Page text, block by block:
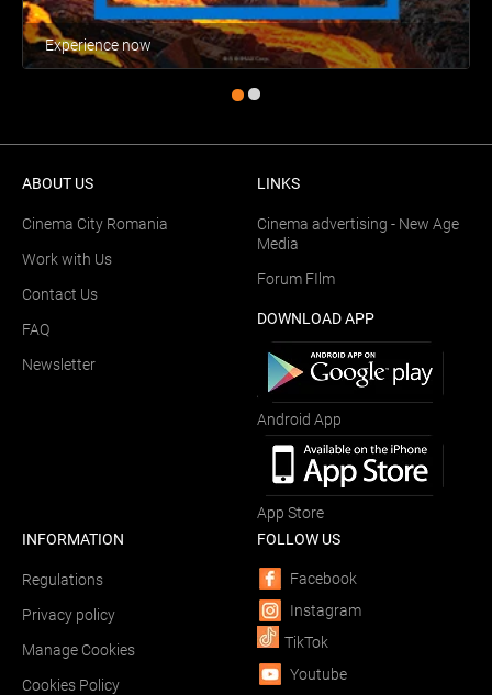
Experience now
ABOUT US
Cinema City Romania
Work with Us
Contact Us
FAQ
Newsletter
LINKS
Cinema advertising - New Age
Media
Forum FIlm
DOWNLOAD APP
Android App
App Store
INFORMATION
Regulations
Privacy policy
Manage Cookies
Cookies Policy
FOLLOW US
Facebook
Instagram
TikTok
Youtube